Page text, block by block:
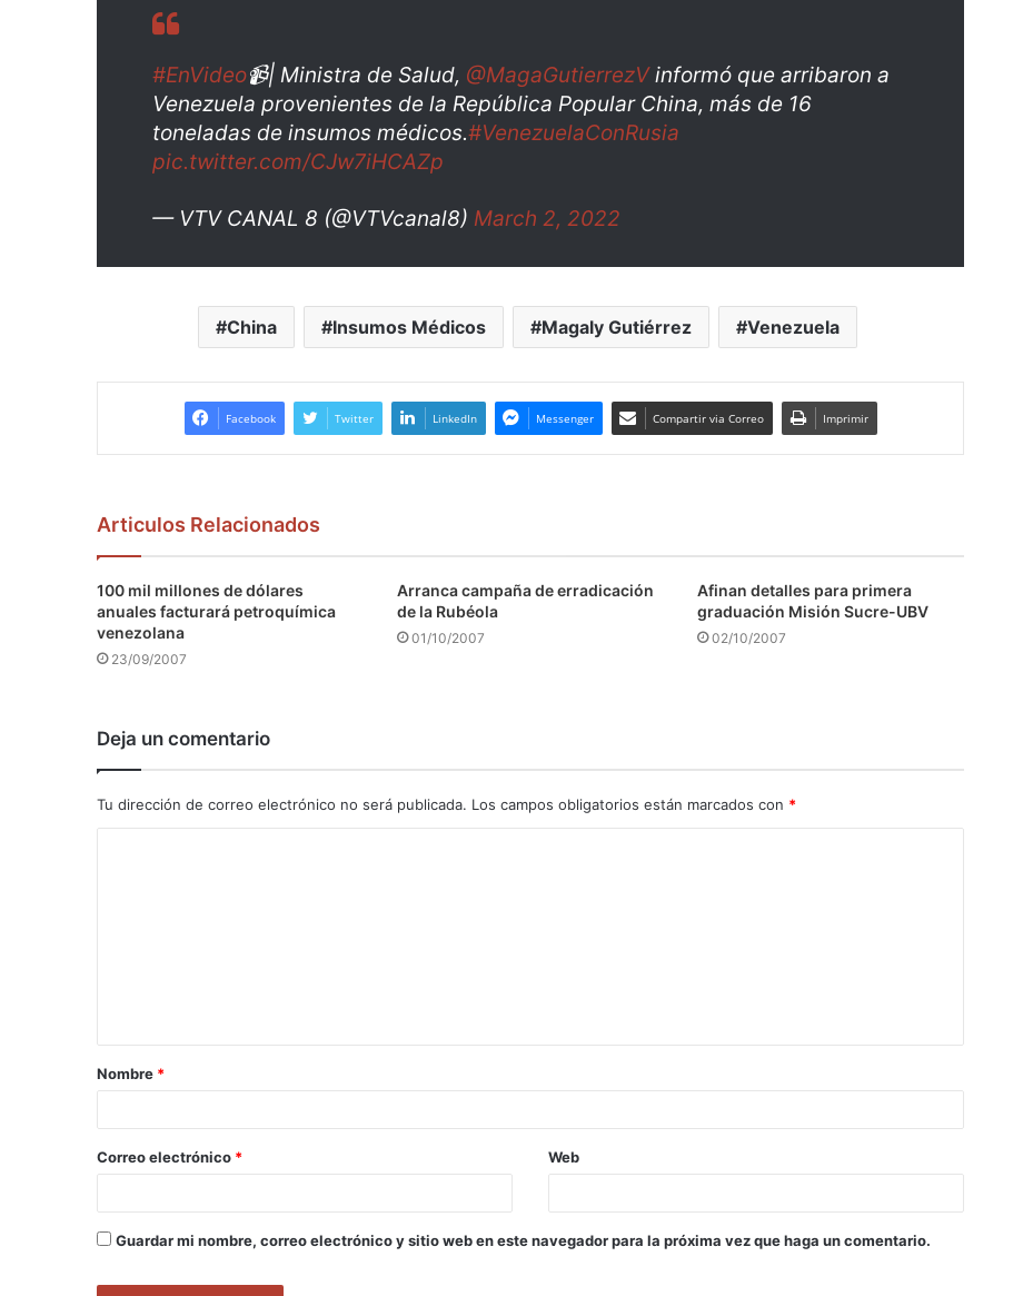
#EnVideo📹| Ministra de Salud, @MagaGutierrezVinformó que arribaron a
Venezuela provenientes de la República Popular China, más de 16
toneladas de insumos médicos.#VenezuelaConRusia
pic.twitter.com/CJw7iHCAZp
— VTV CANAL 8 (@VTVcanal8) March 2, 2022
China Insumos Médicos Magaly Gutiérrez Venezuela
Facebook Twitter LinkedIn Messenger Compartir via Correo Imprimir
Articulos Relacionados
100 mil millones de dólares
anuales facturará petroquímica
venezolana
23/09/2007
Arranca campaña de erradicación
de la Rubéola
01/10/2007
Afinan detalles para primera
graduación Misión Sucre-UBV
02/10/2007
Deja un comentario
Tu dirección de correo electrónico no será publicada. Los campos obligatorios están marcados con *
a
r
*
Nombre *
Correo electrónico * Web
Guardar mi nombre, correo electrónico y sitio web en este navegador para la próxima vez que haga un comentario.